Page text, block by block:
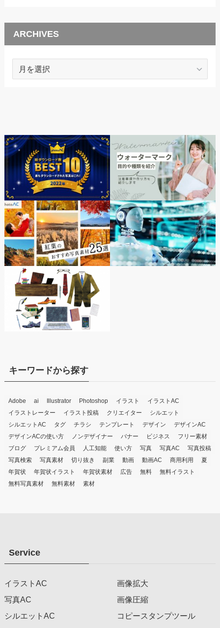
ARCHIVES
ARCHIVES
キーワードから探す
Adobe ai Illustrator Photoshop イラスト
イラストAC
イラストレーター
イラスト投稿 クリエイター
シルエット
シルエットAC
タグ チラシ テンプレート デザイン
デザインAC
デザインACの使い方
ノンデザイナー バナー ビジネス
フリー素材
ブログ
プレミアム会員 人工知能 使い方 写真 写真AC
写真投稿
写真検索
写真素材 切り抜き 副業 動画 動画AC 商用利用
夏
年賀状
年賀状イラスト 年賀状素材 広告 無料
無料イラスト
無料写真素材
無料素材 素材
Service
イラストAC
写真AC
シルエットAC
画像拡大
画像圧縮
コピースタンプツール